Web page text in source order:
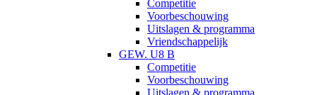
Competitie
Voorbeschouwing
Uitslagen & programma
Vriendschappelijk
GEW. U8 B
Competitie
Voorbeschouwing
Uitslagen & programma